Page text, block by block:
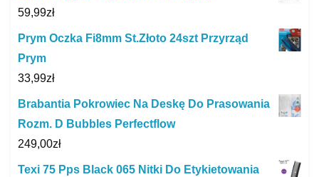
59,99zł
Prym Oczka Fi8mm St.Złoto 24szt Przyrząd
Prym
33,99zł
Brabantia Pokrowiec Na Deskę Do Prasowania
Rozm. D Bubbles Perfectflow
249,00zł
Texi 75 Pps Black 065 Nitki Do Etykietowania